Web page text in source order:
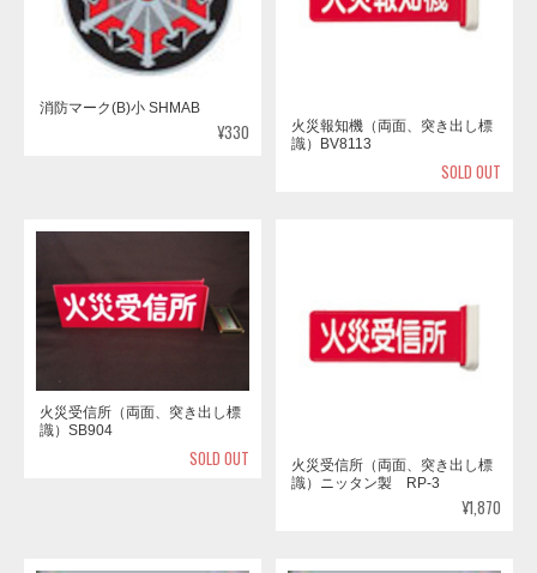
消防マーク(B)小 SHMAB
¥330
火災報知機（両面、突き出し標
識）BV8113
SOLD OUT
火災受信所（両面、突き出し標
識）SB904
SOLD OUT
火災受信所（両面、突き出し標
識）ニッタン製 RP-3
¥1,870